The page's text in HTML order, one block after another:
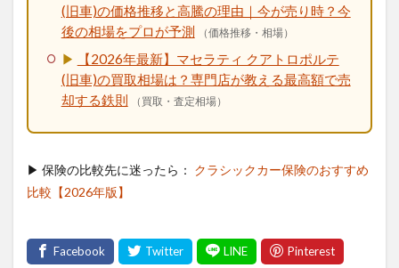
(旧車)の価格推移と高騰の理由｜今が売り時？今
後の相場をプロが予測
（価格推移・相場）
▶
【2026年最新】マセラティ クアトロポルテ
(旧車)の買取相場は？専門店が教える最高額で売
却する鉄則
（買取・査定相場）
▶ 保険の比較先に迷ったら： クラシックカー保険のおすすめ
比較【2026年版】